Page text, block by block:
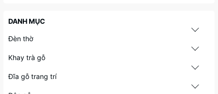
DANH MỤC
Đèn thờ
Khay trà gỗ
Đĩa gỗ trang trí